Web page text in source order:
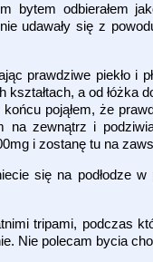
bytem odbierałem
udawały się z
prawdziwe piekło i
a od łóżka
pojąłem, że
na zewnątrz i
i zostanę tu na
się na podłodze
tripami, podczas
Nie polecam bycia